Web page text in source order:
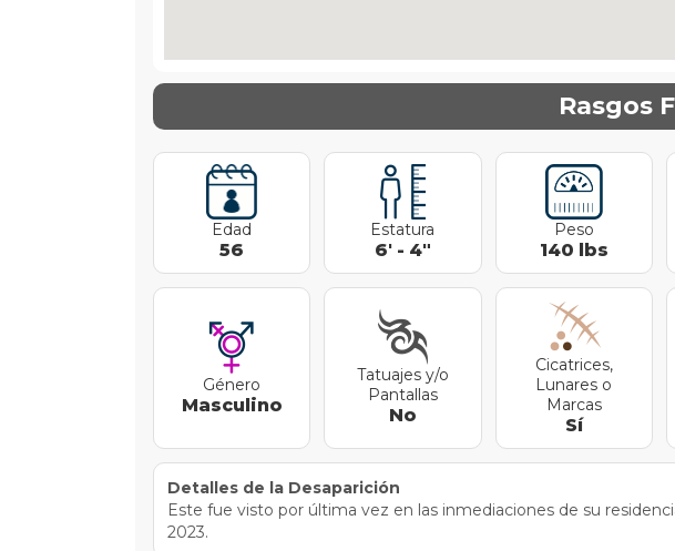
Rasgos
Edad
56
Estatura
6' - 4"
Peso
140 lbs
Género
Masculino
Tatuajes y/o
Pantallas
No
Cicatrices,
Lunares o
Marcas
Sí
Detalles de la Desaparición
Este fue visto por última vez en las inmediaciones de su
2023.